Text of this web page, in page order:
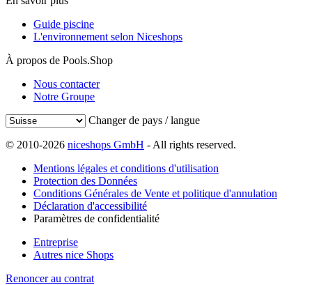
Guide piscine
L'environnement selon Niceshops
À propos de Pools.Shop
Nous contacter
Notre Groupe
Changer de pays / langue
© 2010-2026 niceshops GmbH - All rights reserved.
Mentions légales et conditions d'utilisation
Protection des Données
Conditions Générales de Vente et politique d'annulation
Déclaration d'accessibilité
Paramètres de confidentialité
Entreprise
Autres nice Shops
Renoncer au contrat